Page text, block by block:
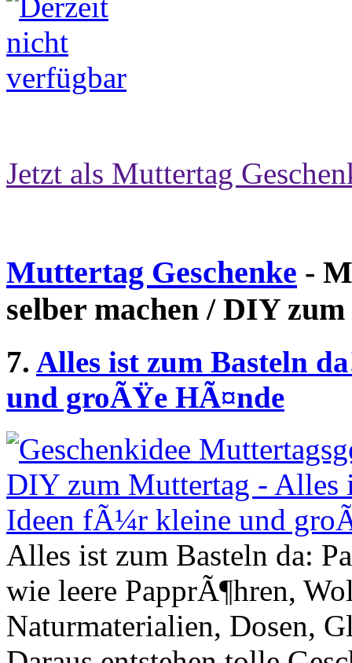
Jetzt als Muttertag
Muttertag Geschenke -
selber machen / DIY
7. Alles ist zum Basteln
und groÃŸe HÃ¤nde
Alles ist zum Basteln da:
wie leere PapprÃ¶hren,
Naturmaterialien, Dosen,